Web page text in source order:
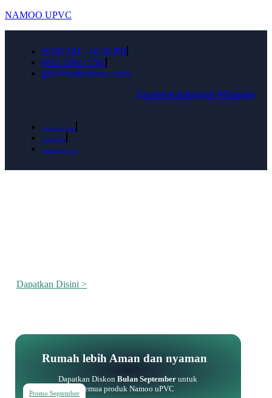
NAMOO UPVC
09.00 AM - 16.30 PM
0812-1993-1701
Info@namooupvc.com
Facebook Instagram Whatsapp
09.00 AM - 16.30 PM
0812-1993-1701
Info@namooupvc.com
Dapatkan Disini >
Rumah lebih Aman dan nyaman
Dapatkan DiskonBulan September untuk
semua produk Namoo uPVC
Promo September